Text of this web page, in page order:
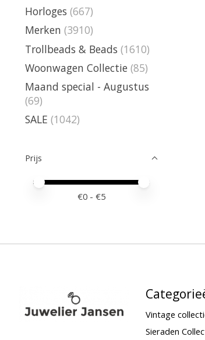
Horloges (667)
Merken (3910)
Trollbeads & Beads (1610)
Woonwagen Collectie (85)
Maand special - Augustus
(69)
SALE (1042)
Prijs
Minimale prijswaarde
Price maximum value
€0 - €5
Vintage
Sieraden